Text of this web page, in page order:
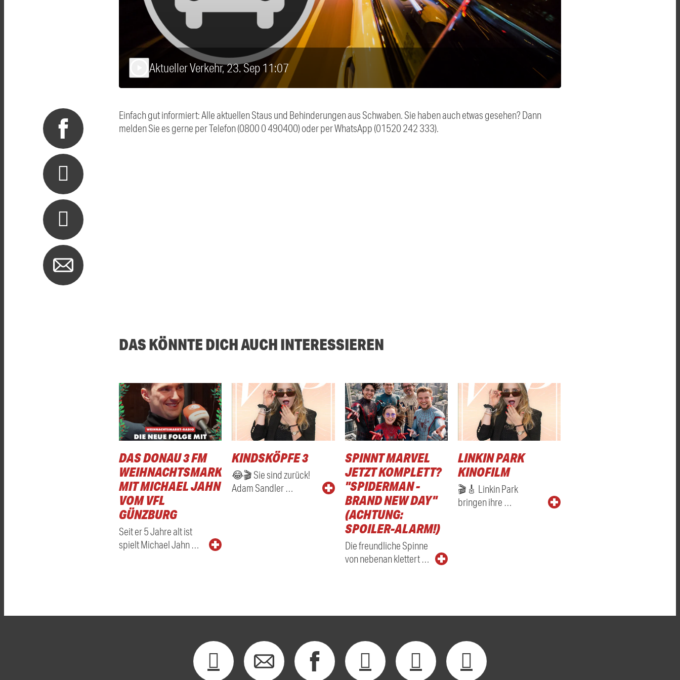
Aktueller Verkehr, 23. Sep 11:07
Einfach gut informiert: Alle aktuellen Staus und Behinderungen aus Schwaben. Sie haben auch etwas gesehen? Dann
melden Sie es gerne per Telefon (0800 0 490400) oder per WhatsApp (01520 242 333).
DAS KÖNNTE DICH AUCH INTERESSIEREN
DAS DONAU 3 FM
WEIHNACHTSMARKTRADIO
MIT MICHAEL JAHN
VOM VFL
GÜNZBURG
Seit er 5 Jahre alt ist
spielt Michael Jahn …
KINDSKÖPFE 3
😂🎬 Sie sind zurück!
Adam Sandler …
SPINNT MARVEL
JETZT KOMPLETT?
"SPIDERMAN -
BRAND NEW DAY"
(ACHTUNG:
SPOILER-ALARM!)
Die freundliche Spinne
von nebenan klettert …
LINKIN PARK
KINOFILM
🎬🎸 Linkin Park
bringen ihre …